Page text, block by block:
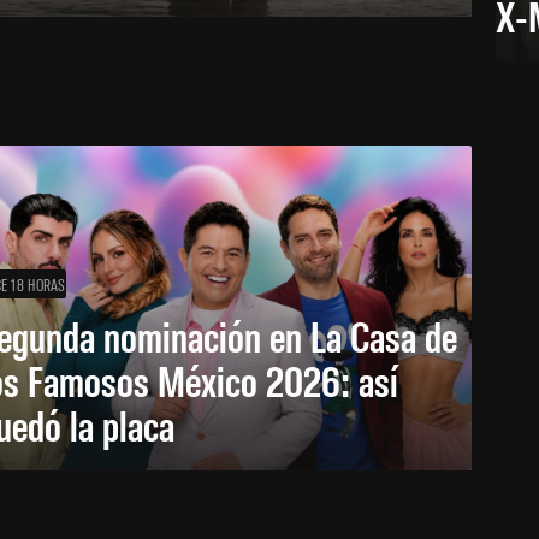
X-
18 HORAS
nominación en La Casa de
Famosos México 2026: así
la placa